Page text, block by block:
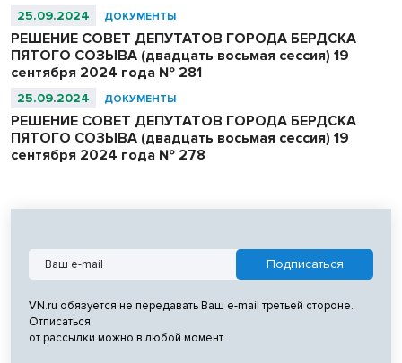
25.09.2024 ДОКУМЕНТЫ
РЕШЕНИЕ СОВЕТ ДЕПУТАТОВ ГОРОДА БЕРДСКА
ПЯТОГО СОЗЫВА (двадцать восьмая сессия) 19
сентября 2024 года № 281
25.09.2024 ДОКУМЕНТЫ
РЕШЕНИЕ СОВЕТ ДЕПУТАТОВ ГОРОДА БЕРДСКА
ПЯТОГО СОЗЫВА (двадцать восьмая сессия) 19
сентября 2024 года № 278
VN.ru обязуется не передавать Ваш e-mail третьей стороне.
Отписаться
от рассылки можно в любой момент